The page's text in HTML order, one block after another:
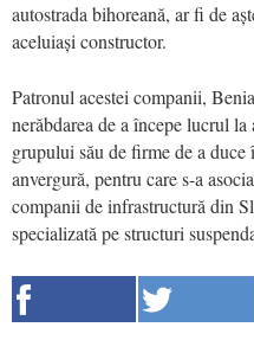
autostrada bihoreană, ar fi de
aceluiași constructor.
Patronul acestei companii,
nerăbdarea de a începe lucrul
grupului său de firme de a duce
anvergură, pentru care s-a
companii de infrastructură din
specializată pe structuri